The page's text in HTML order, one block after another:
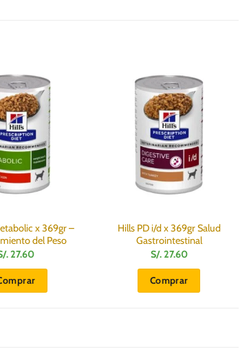
x 369gr –
del Peso
.27.60
Hills PD i/d x 369gr Salud
Gastrointestinal
S/.27.60
Comprar